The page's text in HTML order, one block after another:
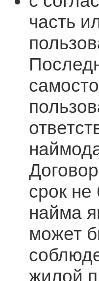
часть
срок не
найма
может
жилой